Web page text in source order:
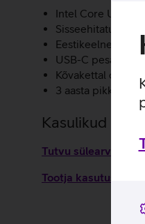
Intel Core Ultra 5-
Sisseehitatud ID-
Eestikeelne
USB-C pesad
Kõvakettal
3 aasta pikkune
Kasulikud lingid
Tutvu sülearvuti
Tootja